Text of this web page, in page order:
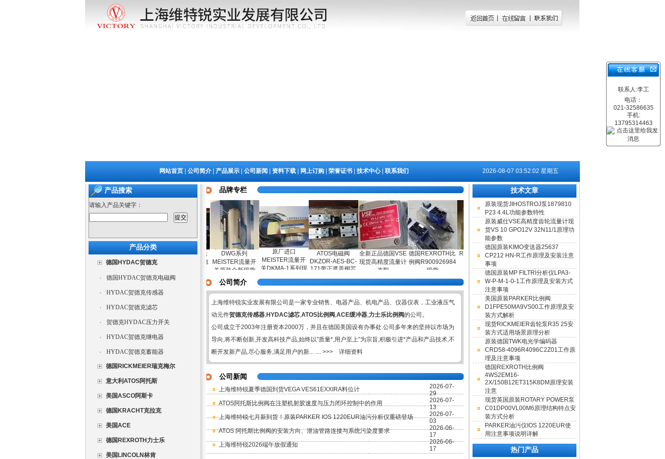
网站首页| 公司简介| 产品展示| 公司新闻| 资料下载| 网上订购| 荣誉证书| 技术中心| 联系我们 2026-08-07 03:52:02 星期五
产品搜索
请输入产品关键字：
产品分类
德国HYDAC贺德克
· 德国HYDAC贺德克电磁阀
· HYDAC贺德克传感器
· HYDAC贺德克滤芯
· 贺德克HYDAC压力开关
· HYDAC贺德克继电器
· HYDAC贺德克蓄能器
德国RICKMEIER瑞克梅尔
意大利ATOS阿托斯
美国ASCO阿斯卡
德国KRACHT克拉克
美国ACE
德国REXROTH力士乐
美国LINCOLN林肯
品牌专栏
德国进口全新
MEISTER DKG-1
8 G 1 2 MS COC
现货流量开关
RICKMEIER齿轮
泵R25系列原厂德
DWG系列
MEISTER流量开
关原装全新现货
原厂进口
MEISTER流量开
关DKMA-1系列现
ATOS电磁阀
DKZOR-AES-BC-
171带正遮盖阀芯
全新正品德国VSE
现货高精度流量计
德国REXROTH比
例阀R900926984
RICKMEIER齿轮
泵的选型说明
德国REXROTH二 HYDAC贺德克压
价格低
公司简介
上海维特锐实业发展有限公司是一家专业销售、电器产品、机电产品、仪器仪表，工业液压气
动元件贺德克传感器,HYDAC滤芯,ATOS比例阀 ,ACE缓冲器,力士乐比例阀的公司。
公司成立于2003年注册资本2000万，并且在德国美国设有办事处.公司多年来的坚持以市场为
导向,将不断创新,开发高科技产品,始终以"质量*,用户至上"为宗旨,积极引进*产品和产品技术,不
断开发新产品,尽心服务,满足用户的新... .... >>> 详细资料
公司新闻
上海维特锐夏季德国到货VEGA VES61EXXIRA料位计
2026-07-
29
ATOS阿托斯比例阀在注塑机射胶速度与压力闭环控制中的作用
2026-07-
13
上海维特锐七月新到货！原装PARKER IOS 1220EUR油污分析仪重磅登场
2026-07-
03
ATOS 阿托斯比例阀的安装方向、泄油管路连接与系统污染度要求
2026-06-
17
上海维特锐2026端午放假通知
2026-06-
17
技术文章
原装现货JIHOSTROJ泵1879810
P23 4.4L功能参数特性
原装威仕VSE高精度齿轮流量计现
货VS 10 GPO12V 32N11/1原理功
能参数
德国原装KIMO变送器25637
CP212 HN-R工作原理及安装注意
事项
德国原装MP FILTRI分析仪LPA3-
W-P-M-1-0-1工作原理及安装方式
注意事项
美国原装PARKER比例阀
D1FPE50MA9VS00工作原理及安
装方式解析
现货RICKMEIER齿轮泵R35 25安
装方式适用场景原理分析
原装德国TWK电光学编码器
CRD58-4096R4096C2Z01工作原
理及注意事项
德国REXROTH比例阀
4WS2EM16-
2X/150B12ET315K8DM原理安装
注意
现货英国原装ROTARY POWER泵
C01DP00VL00M6原理结构特点安
装方式分析
PARKER油污仪IOS 1220EUR使
用注意事项说明详解
热门产品
联系人:李工
电话：
021-32586635
手机:
13795314463